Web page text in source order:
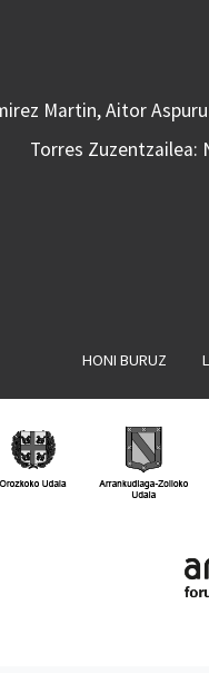
Martin, Aitor
Torres Zuzentzailea:
HONI BURUZ